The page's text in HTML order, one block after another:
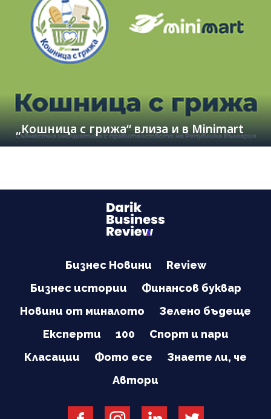
„Кошница с грижа“ влиза и в Minimart
Бизнес Новини
Review
Бизнес истории
Финансов буквар
Новини от миналото
Зелено бъдеще
Експерти
100
Спорт и пари
Класации
Фото есе
Знаете ли, че
Автори